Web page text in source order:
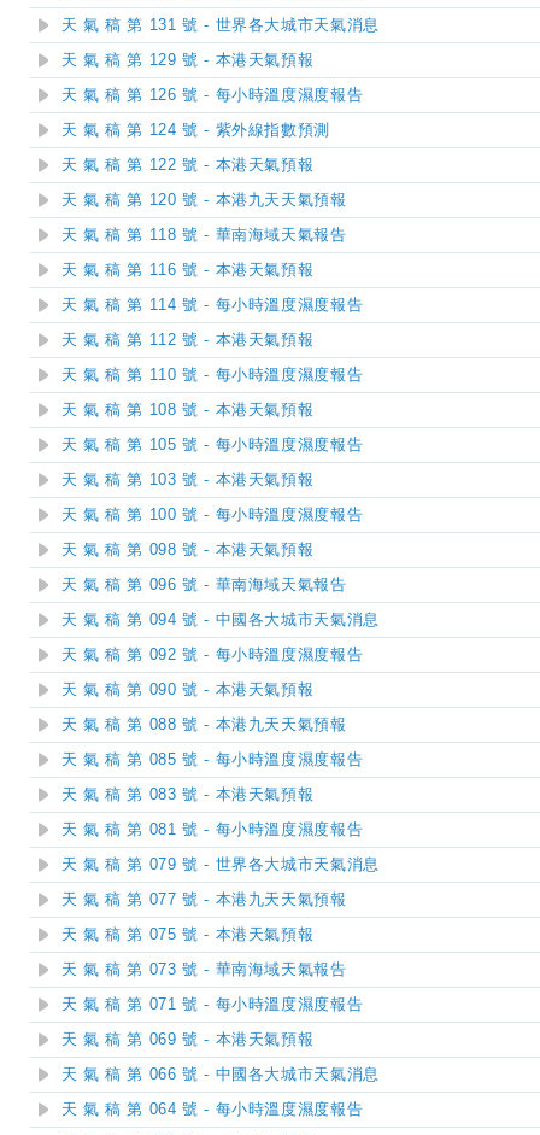
天 氣 稿 第 131 號 - 世界各大城市天氣消息
天 氣 稿 第 129 號 - 本港天氣預報
天 氣 稿 第 126 號 - 每小時溫度濕度報告
天 氣 稿 第 124 號 - 紫外線指數預測
天 氣 稿 第 122 號 - 本港天氣預報
天 氣 稿 第 120 號 - 本港九天天氣預報
天 氣 稿 第 118 號 - 華南海域天氣報告
天 氣 稿 第 116 號 - 本港天氣預報
天 氣 稿 第 114 號 - 每小時溫度濕度報告
天 氣 稿 第 112 號 - 本港天氣預報
天 氣 稿 第 110 號 - 每小時溫度濕度報告
天 氣 稿 第 108 號 - 本港天氣預報
天 氣 稿 第 105 號 - 每小時溫度濕度報告
天 氣 稿 第 103 號 - 本港天氣預報
天 氣 稿 第 100 號 - 每小時溫度濕度報告
天 氣 稿 第 098 號 - 本港天氣預報
天 氣 稿 第 096 號 - 華南海域天氣報告
天 氣 稿 第 094 號 - 中國各大城市天氣消息
天 氣 稿 第 092 號 - 每小時溫度濕度報告
天 氣 稿 第 090 號 - 本港天氣預報
天 氣 稿 第 088 號 - 本港九天天氣預報
天 氣 稿 第 085 號 - 每小時溫度濕度報告
天 氣 稿 第 083 號 - 本港天氣預報
天 氣 稿 第 081 號 - 每小時溫度濕度報告
天 氣 稿 第 079 號 - 世界各大城市天氣消息
天 氣 稿 第 077 號 - 本港九天天氣預報
天 氣 稿 第 075 號 - 本港天氣預報
天 氣 稿 第 073 號 - 華南海域天氣報告
天 氣 稿 第 071 號 - 每小時溫度濕度報告
天 氣 稿 第 069 號 - 本港天氣預報
天 氣 稿 第 066 號 - 中國各大城市天氣消息
天 氣 稿 第 064 號 - 每小時溫度濕度報告